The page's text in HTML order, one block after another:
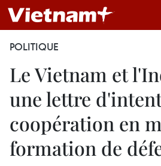
POLITIQUE
Le Vietnam et
une lettre
coopération en
formation de